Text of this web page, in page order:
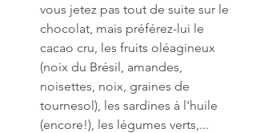
vous jetez pas tout de suite sur le
chocolat, mais préférez-lui le
cacao cru, les fruits oléagineux
(noix du Brésil, amandes,
noisettes, noix, graines de
tournesol), les sardines à l'huile
(encore!), les légumes verts,...